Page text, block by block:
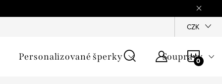
Jak
CZK
Personalizované šperky Soupravy